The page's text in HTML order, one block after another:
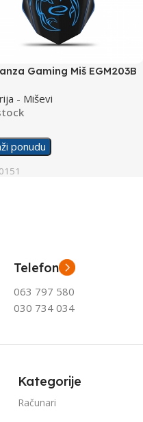
Gaming Miš EGM203B
- Miševi
ponudu
Telefon
063 797 580
030 734 034
Kategorije
Računari